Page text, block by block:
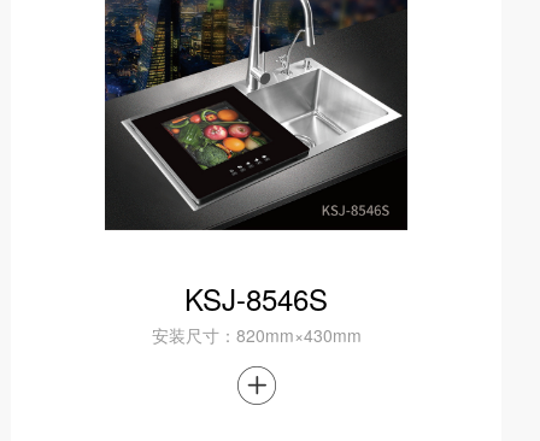
KSJ-8546S
安装尺寸：820mm×430mm